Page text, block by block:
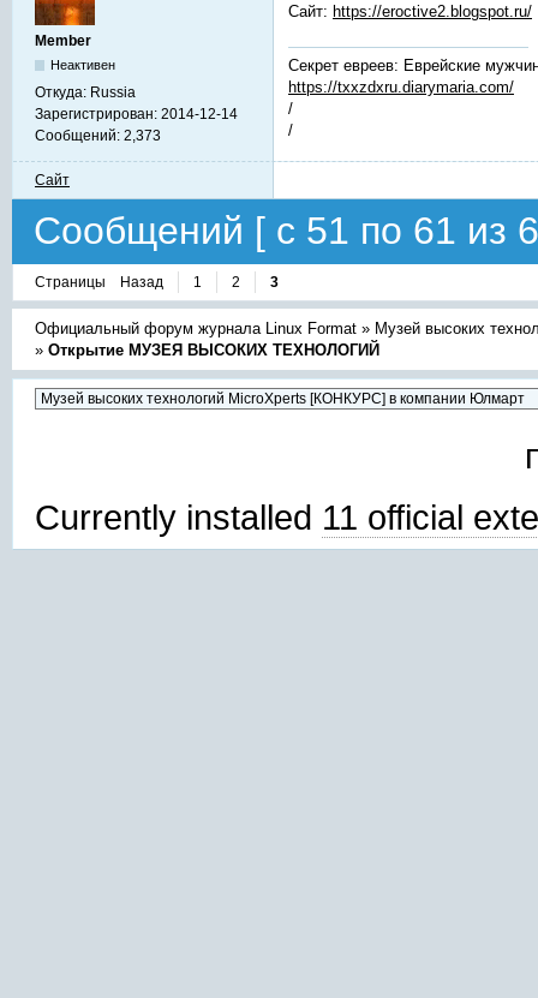
Member
Неактивен
Откуда: Russia
Зарегистрирован: 2014-12-14
Сообщений: 2,373
Сайт: https://eroctive2.blogspot.ru/
Секрет евреев: Еврейские
https://txxzdxru.diarymaria.com/
/
/
Сайт
Сообщений [ с 51 по 61 из
Страницы Назад 1 2 3
Официальный форум журнала Linux Format » Музей высоких
»Открытие МУЗЕЯ ВЫСОКИХ ТЕХНОЛОГИЙ
Currently installed 11 official